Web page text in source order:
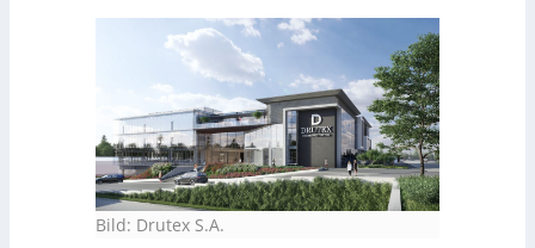
Bild: Drutex S.A.